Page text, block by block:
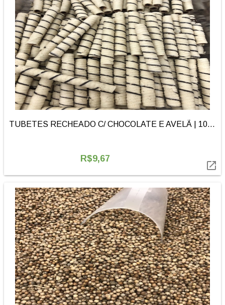
TUBETES RECHEADO C/ CHOCOLATE E AVELÃ | 100g
R$9,67
